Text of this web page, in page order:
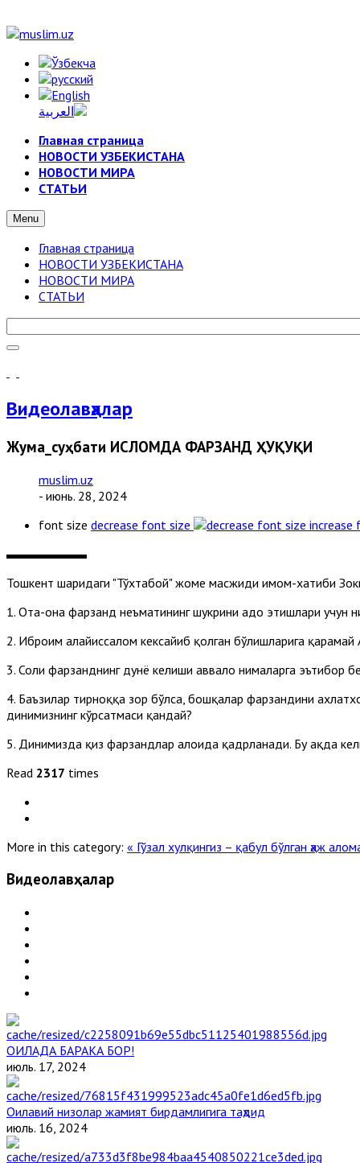
Главная страница
НОВОСТИ УЗБЕКИСТАНА
НОВОСТИ МИРА
СТАТЬИ
Menu
Главная страница
НОВОСТИ УЗБЕКИСТАНА
НОВОСТИ МИРА
СТАТЬИ
Видеолавҳалар
Жума_суҳбати ИСЛОМДА ФАРЗАНД ҲУҚУҚИ
muslim.uz
- июнь. 28, 2024
font size decrease font size increase
Тошкент шаҳридаги "Тўхтабой" жоме масжиди имом-хатиби
1. Ота-она фарзанд неъматининг шукрини адо этишлари учун
2. Иброҳим алайҳиссалом кексайиб қолган бўлишларига
3. Солиҳ фарзанднинг дунё келиши аввало нималарга эътибор
4. Баъзилар тирноққа зор бўлса, бошқалар фарзандини
динимизнинг кўрсатмаси қандай?
5. Динимизда қиз фарзандлар алоҳида қадрланади. Бу ҳақда
Read 2317 times
More in this category: « Гўзал хулқингиз – қабул бўлган ҳаж
Видеолавҳалар
ОИЛАДА БАРАКА БОР!
июль. 17, 2024
Оилавий низолар жамият бирдамлигига таҳдид
июль. 16, 2024